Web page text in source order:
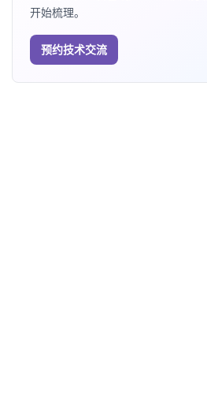
开始梳理。
预约技术交流